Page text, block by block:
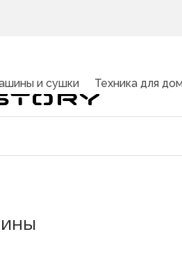
и сушки Техника для